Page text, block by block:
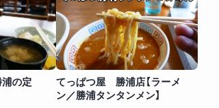
浦の定
てっぱつ屋 勝浦店【ラーメ
ン／勝浦タンタンメン】